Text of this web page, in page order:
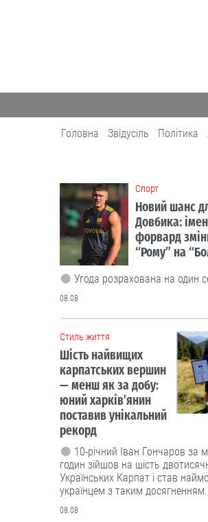
Головна Звідусіль Політика
Cпорт
Новий шанс
Довбика:
форвард
“Рому” на
Угода розрахована на один
08.08
Cтиль життя
Шість найвищих
карпатських вершин
— менш як за добу:
юний харків’янин
поставив унікальний
рекорд
10-річний Іван Гончаров за
годин зійшов на шість
Українських Карпат і став
українцем з таким досягненням.
08.08